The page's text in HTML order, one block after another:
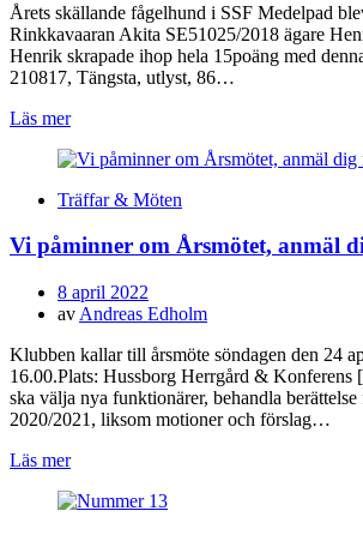
Årets skällande fågelhund i SSF Medelpad
Rinkkavaaran Akita SE51025/2018 ägare
Henrik skrapade ihop hela 15poäng med
210817, Tängsta, utlyst, 86…
Läs mer
Träffar & Möten
Vi påminner om Årsmötet, anmäl
Publicerad
den
8 april 2022
av Andreas Edholm
Klubben kallar till årsmöte söndagen den 24
16.00.Plats: Hussborg Herrgård & Konferens
ska välja nya funktionärer, behandla berättelse
2020/2021, liksom motioner och förslag…
Läs mer